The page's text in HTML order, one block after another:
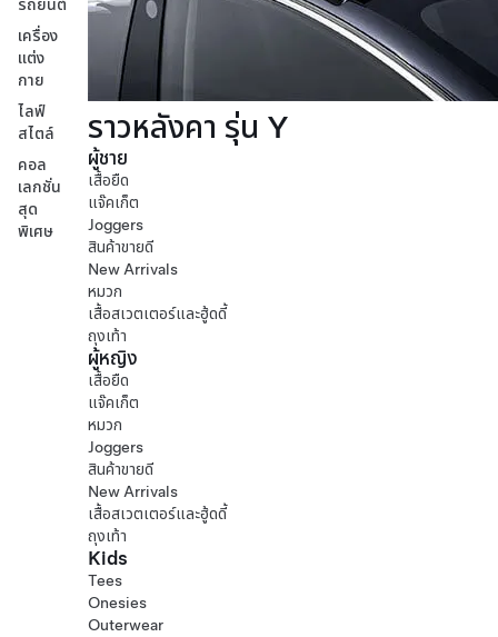
รถยนต์
เครื่อง
แต่ง
กาย
ไลฟ์
สไตล์
คอล
เลกชั่น
สุด
พิเศษ
ราวหลังคา รุ่น Y
ผู้ชาย
เสื้อยืด
แจ๊คเก็ต
Joggers
สินค้าขายดี
New Arrivals
หมวก
เสื้อสเวตเตอร์และฮู้ดดี้
ถุงเท้า
ผู้หญิง
เสื้อยืด
แจ๊คเก็ต
หมวก
Joggers
สินค้าขายดี
New Arrivals
เสื้อสเวตเตอร์และฮู้ดดี้
ถุงเท้า
Kids
Tees
Onesies
Outerwear